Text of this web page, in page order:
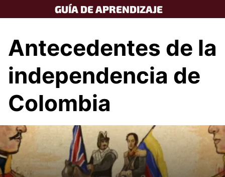
to
GUÍA DE APRENDIZAJE
Antecedentes de la
independencia de
Colombia